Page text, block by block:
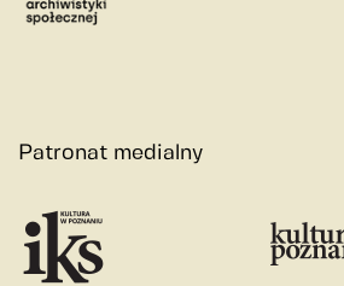
Patronat medialny